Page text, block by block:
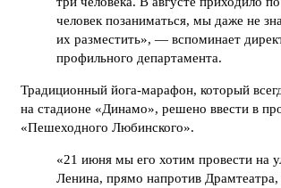
человек позаниматься, мы даже не
их разместить», — вспоминает
профильного департамента.
Традиционный йога-марафон, который
на стадионе «Динамо», решено ввести в
«Пешеходного Любинского».
«21 июня мы его хотим провести на
Ленина, прямо напротив Драмтеатра,